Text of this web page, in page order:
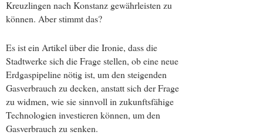
Kreuzlingen nach Konstanz gewährleisten zu
können. Aber stimmt das?
Es ist ein Artikel über die Ironie, dass die
Stadtwerke sich die Frage stellen, ob eine neue
Erdgaspipeline nötig ist, um den steigenden
Gasverbrauch zu decken, anstatt sich der Frage
zu widmen, wie sie sinnvoll in zukunftsfähige
Technologien investieren können, um den
Gasverbrauch zu senken.